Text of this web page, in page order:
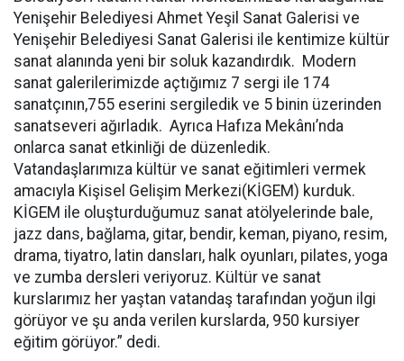
Yenişehir Belediyesi Ahmet Yeşil Sanat Galerisi ve
Yenişehir Belediyesi Sanat Galerisi ile kentimize kültür
sanat alanında yeni bir soluk kazandırdık. Modern
sanat galerilerimizde açtığımız 7 sergi ile 174
sanatçının,755 eserini sergiledik ve 5 binin üzerinden
sanatseveri ağırladık. Ayrıca Hafıza Mekânı’nda
onlarca sanat etkinliği de düzenledik.
Vatandaşlarımıza kültür ve sanat eğitimleri vermek
amacıyla Kişisel Gelişim Merkezi(KİGEM) kurduk.
KİGEM ile oluşturduğumuz sanat atölyelerinde bale,
jazz dans, bağlama, gitar, bendir, keman, piyano, resim,
drama, tiyatro, latin dansları, halk oyunları, pilates, yoga
ve zumba dersleri veriyoruz. Kültür ve sanat
kurslarımız her yaştan vatandaş tarafından yoğun ilgi
görüyor ve şu anda verilen kurslarda, 950 kursiyer
eğitim görüyor.” dedi.